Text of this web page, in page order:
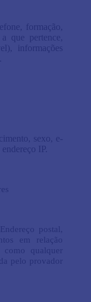
formação,
que pertence,
informações
sexo, e-
IP.
postal,
em relação
como qualquer
pelo provador